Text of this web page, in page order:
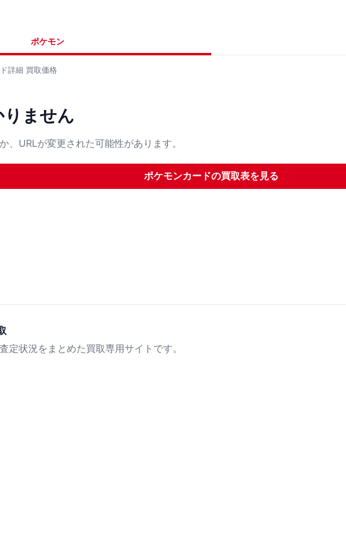
ポケモン
詳細 買取価格
ません
、URLが変更された可能性があります。
ポケモンカードの買取表を見る
定状況をまとめた買取専用サイトです。